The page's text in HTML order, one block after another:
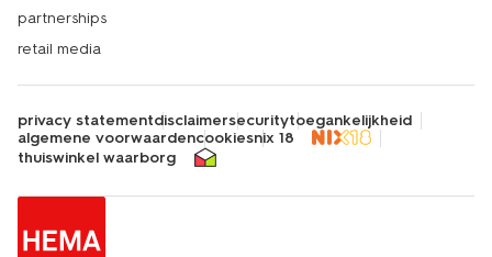
partnerships
retail media
privacy statementdisclaimersecuritytoegankelijkheid
algemene voorwaardencookiesnix 18
thuiswinkel waarborg